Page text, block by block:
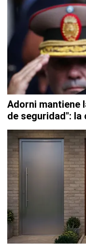
Adorni mantiene
de seguridad": la